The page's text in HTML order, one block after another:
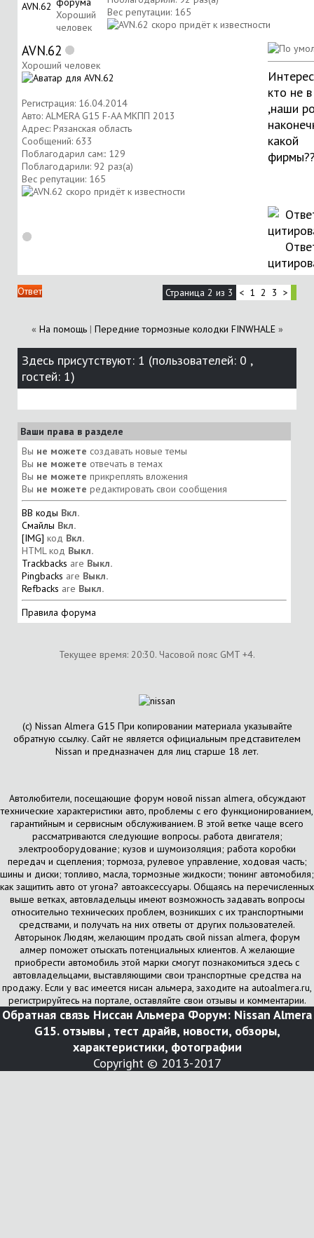
Хороший
человек
Вес репутации: 165
AVN.62
Хороший человек
Регистрация: 16.04.2014
Авто: ALMERA G15 F-AA МКПП 2013
Адрес: Рязанская область
Сообщений: 633
Поблагодарил сам:: 129
Поблагодарили: 92 раз(а)
Вес репутации: 165
кто не
,наши
какой
Ответ Страница 2 из 3 < 1 2 3 >
« На помощь| Передние тормозные колодки FINWHALE »
Здесь присутствуют: 1 (пользователей: 0 ,
гостей: 1)
Ваши права в разделе
Вы не можете создавать новые темы
Вы не можете отвечать в темах
Вы не можете прикреплять вложения
Вы не можете редактировать свои сообщения
BB коды Вкл.
Смайлы Вкл.
[IMG] код Вкл.
HTML код Выкл.
Trackbacks are Выкл.
Pingbacks are Выкл.
Refbacks are Выкл.
Правила форума
Текущее время: 20:30. Часовой пояс GMT +4.
(с) Nissan Almera G15 При копировании материала указывайте
обратную ссылку. Сайт не является официальным представителем
Nissan и предназначен для лиц старше 18 лет.
Автолюбители, посещающие форум новой nissan almera, обсуждают
технические характеристики авто, проблемы с его функционированием,
гарантийным и сервисным обслуживанием. В этой ветке чаще всего
рассматриваются следующие вопросы. работа двигателя;
электрооборудование; кузов и шумоизоляция; работа коробки
передач и сцепления; тормоза, рулевое управление, ходовая часть;
шины и диски; топливо, масла, тормозные жидкости; тюнинг автомобиля;
как защитить авто от угона? автоаксессуары. Общаясь на перечисленных
выше ветках, автовладельцы имеют возможность задавать вопросы
относительно технических проблем, возникших с их транспортными
средствами, и получать на них ответы от других пользователей.
Авторынок Людям, желающим продать свой nissan almera, форум
алмер поможет отыскать потенциальных клиентов. А желающие
приобрести автомобиль этой марки смогут познакомиться здесь с
автовладельцами, выставляющими свои транспортные средства на
продажу. Если у вас имеется нисан альмера, заходите на autoalmera.ru,
регистрируйтесь на портале, оставляйте свои отзывы и комментарии.
Обратная связь Ниссан Альмера Форум: Nissan Almera
G15. отзывы , тест драйв, новости, обзоры,
характеристики, фотографии
Copyright © 2013-2017